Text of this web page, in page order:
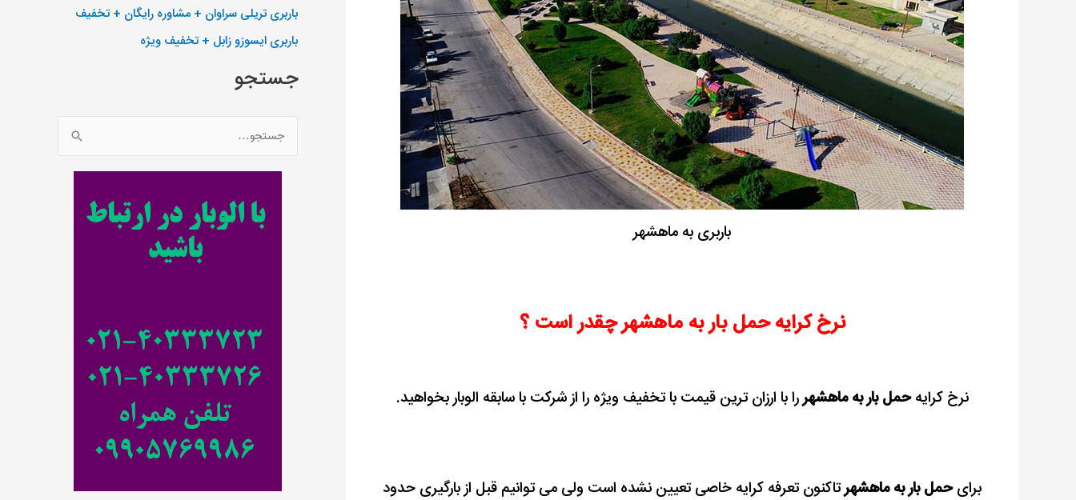
باربری به ماهشهر
نرخ کرایه حمل بار به ماهشهر چقدر است ؟
نرخ کرایهحمل بار به ماهشهررا با ارزان ترین قیمت با تخفیف ویژه را از شرکت با سابقه الوبار بخواهید.
برایحمل بار به ماهشهرتاکنون تعرفه کرایه خاصی تعیین نشده است ولی می توانیم قبل از بارگیری حدود
باربری تریلی سراوان + مشاوره رایگان + تخفیف
باربری ایسوزو زابل + تخفیف ویژه
جستجو